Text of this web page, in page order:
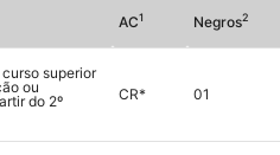
AC1 Negros2
superior
ou
do 2º
CR* 01